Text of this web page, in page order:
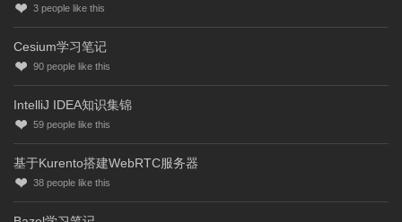
3 people like this
Cesium学习笔记
90 people like this
IntelliJ IDEA知识集锦
59 people like this
基于Kurento搭建WebRTC服务器
38 people like this